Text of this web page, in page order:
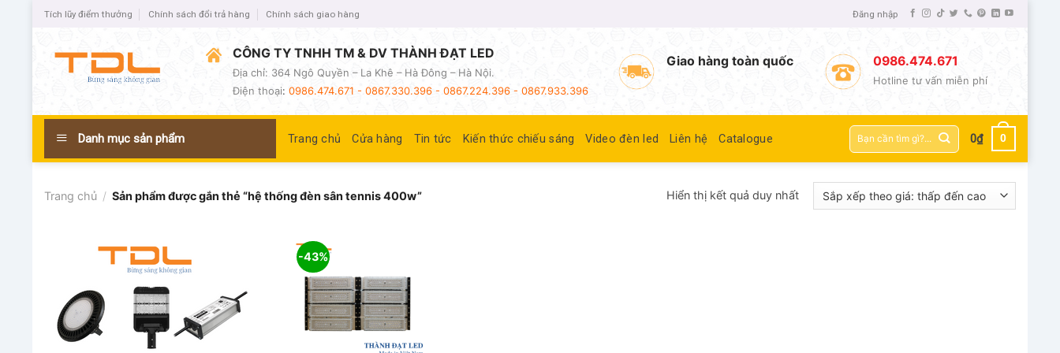
Tích lũy điểm thưởng Chính sách đổi trả hàng Chính sách giao hàng Đăng nhập
CÔNG TY TNHH TM & DV THÀNH ĐẠT LED
Địa chỉ: 364 Ngô Quyền – La Khê – Hà Đông – Hà Nội.
Điện thoại: 0986.474.671 - 0867.330.396 - 0867.224.396 - 0867.933.396
Giao hàng toàn quốc 0986.474.671
Hotline tư vấn miễn phí
Danh mục sản phẩm Trang chủ Cửa hàng Tin tức Kiến thức chiếu sáng Video đèn led Liên hệ Catalogue
Tìm
kiếm:
0₫ 0
Trang chủ / Sản phẩm được gắn thẻ “hệ thống đèn sân tennis 400w” Hiển thị kết quả duy nhất
-43%